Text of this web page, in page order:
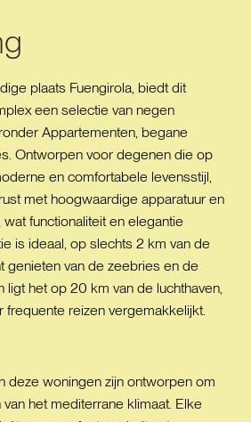
plaats Fuengirola, biedt dit
een selectie van negen
Appartementen, begane
Ontworpen voor degenen die op
en comfortabele levensstijl,
met hoogwaardige apparatuur en
functionaliteit en elegantie
is ideaal, op slechts 2 km van de
genieten van de zeebries en de
ligt het op 20 km van de luchthaven,
frequente reizen vergemakkelijkt.
deze woningen zijn ontworpen om
het mediterrane klimaat. Elke